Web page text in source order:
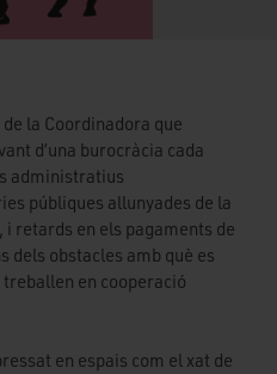
la Coordinadora que
d’una burocràcia cada
administratius
públiques allunyades de la
retards en els pagaments de
dels obstacles amb què es
en cooperació
en espais com el xat de